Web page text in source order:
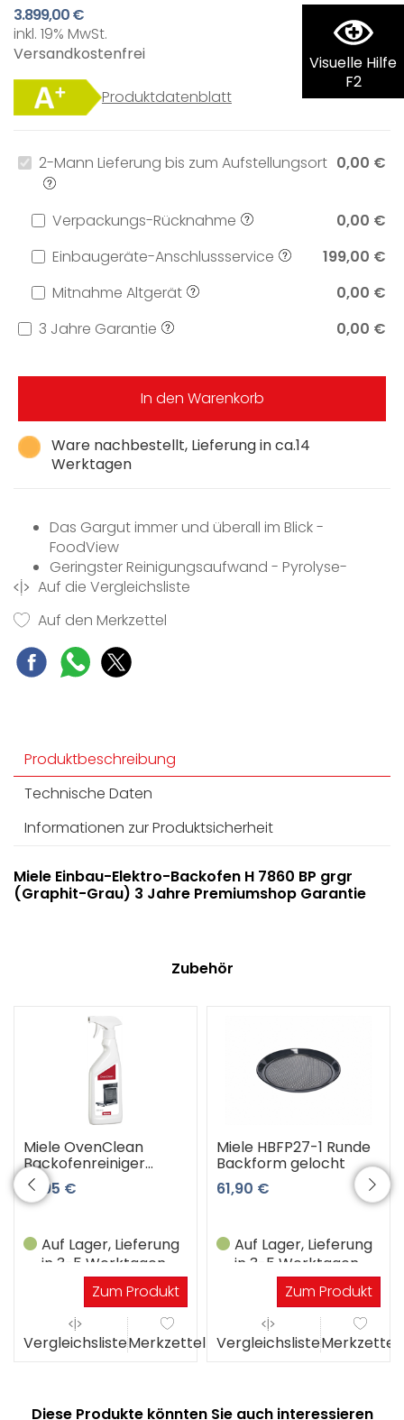
Visuelle Hilfe
F2
3.899,00 €
inkl. 19% MwSt.
Versandkostenfrei
Produktdatenblatt
Ware nachbestellt, Lieferung in ca.14
Werktagen
2-Mann Lieferung bis zum Aufstellungsort 0,00 €
Verpackungs-Rücknahme
0,00 €
Einbaugeräte-Anschlussservice
199,00 €
Mitnahme Altgerät
0,00 €
3 Jahre Garantie
0,00 €
In den Warenkorb
Das Gargut immer und überall im Blick -
FoodView
Geringster Reinigungsaufwand - Pyrolyse-
Ausstattung und PyroFit
- Klimagaren
Kein Übergaren von Lebensmitteln -
TasteControl
Auf die Vergleichsliste
Auf den Merkzettel
Produktbeschreibung
Technische Daten
Informationen zur Produktsicherheit
Miele Einbau-Elektro-Backofen H 7860 BP grgr
(Graphit-Grau) 3 Jahre Premiumshop Garantie
Zubehör
Miele OvenClean
Backofenreiniger
de,fr,nl,sl,h
14,95 €
Auf Lager, Lieferung
in 3-5 Werktagen
Zum Produkt
VergleichslisteMerkzettel
Miele HBFP27-1 Runde
Backform gelocht
61,90 €
Auf Lager, Lieferung
in 3-5 Werktagen
Zum Produkt
VergleichslisteMerkzettel
Diese Produkte könnten Sie auch interessieren